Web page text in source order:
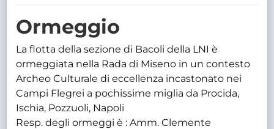
Ormeggio
La flotta della sezione di Bacoli della LNI è
ormeggiata nella Rada di Miseno in un contesto
Archeo Culturale di eccellenza incastonato nei
Campi Flegrei a pochissime miglia da Procida,
Ischia, Pozzuoli, Napoli
Resp. degli ormeggi è : Amm. Clemente